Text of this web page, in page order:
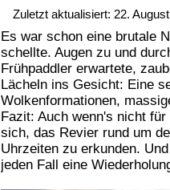
Zuletzt aktualisiert: 22.
Es war schon eine brutale
schellte. Augen zu und
Frühpaddler erwartete,
Lächeln ins Gesicht: Eine
Wolkenformationen,
Fazit: Auch wenn's nicht
sich, das Revier rund um
Uhrzeiten zu erkunden.
jeden Fall eine